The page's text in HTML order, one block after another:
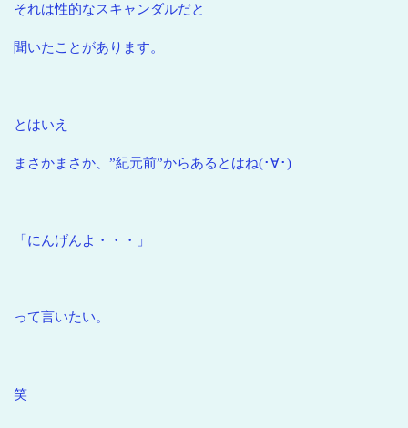
それは性的なスキャンダルだと
聞いたことがあります。
とはいえ
まさかまさか、”紀元前”からあるとはね(･∀･)
「にんげんよ・・・」
って言いたい。
笑